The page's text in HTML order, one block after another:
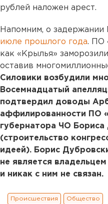
рублей наложен арест.
Напомним, о задержании
июле прошлого года. ПО
как «Крылья»
оставив
Силовики возбудили
Восемнадцатый
подтвердил доводы
аффилированности ПО
губернатора ЧО Бориса
(строительство
идеей). Борис
не является
и никак с ним не связан.
Происшествия Общество